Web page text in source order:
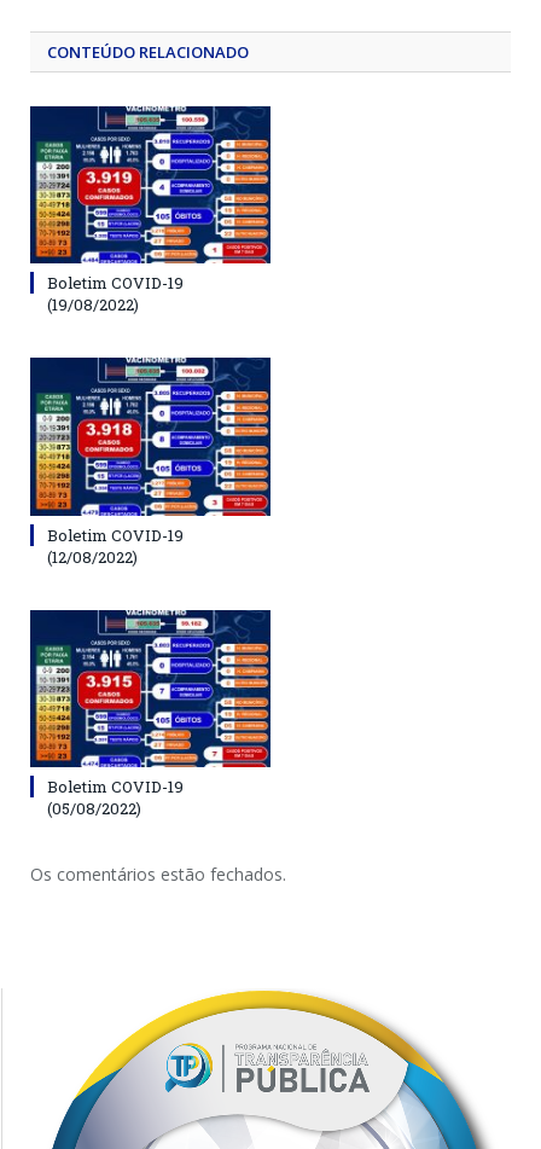
CONTEÚDO RELACIONADO
Boletim COVID-19
(19/08/2022)
Boletim COVID-19
(12/08/2022)
Boletim COVID-19
(05/08/2022)
Os comentários estão fechados.